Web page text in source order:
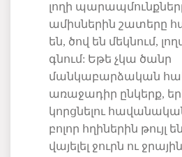
լողի
ամիսներին շատերը
են, ծով են մեկնում,
գնում: Եթե չկա ծանր
մանկաբարձական
առաջադիր ընկերք,
կորցնելու
բոլոր հղիներին թույլ
վայելել ջուրն ու ջրային